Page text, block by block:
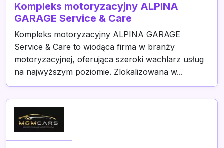
Kompleks motoryzacyjny ALPINA
GARAGE Service & Care
Kompleks motoryzacyjny ALPINA GARAGE
Service & Care to wiodąca firma w branży
motoryzacyjnej, oferująca szeroki wachlarz usług
na najwyższym poziomie. Zlokalizowana w...